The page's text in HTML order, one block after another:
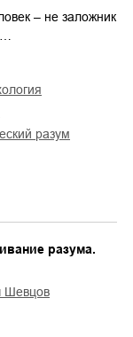
– не заложник
разум
разума.
Шевцов